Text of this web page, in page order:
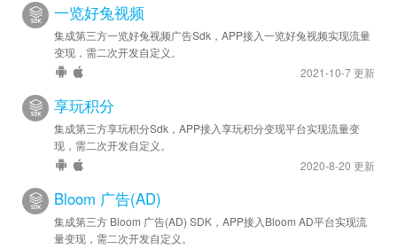
一览好兔视频
集成第三方一览好兔视频广告Sdk，APP接入一览好兔视频实现流量
变现，需二次开发自定义。
2021-10-7 更新
享玩积分
集成第三方享玩积分Sdk，APP接入享玩积分变现平台实现流量变
现，需二次开发自定义。
2020-8-20 更新
Bloom 广告(AD)
集成第三方 Bloom 广告(AD) SDK，APP接入Bloom AD平台实现流
量变现，需二次开发自定义。